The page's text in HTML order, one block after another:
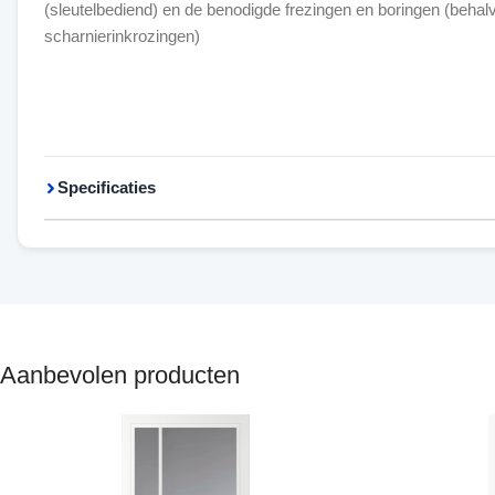
(sleutelbediend) en de benodigde frezingen en boringen
scharnierinkrozingen)
Specificaties
Aanbevolen producten